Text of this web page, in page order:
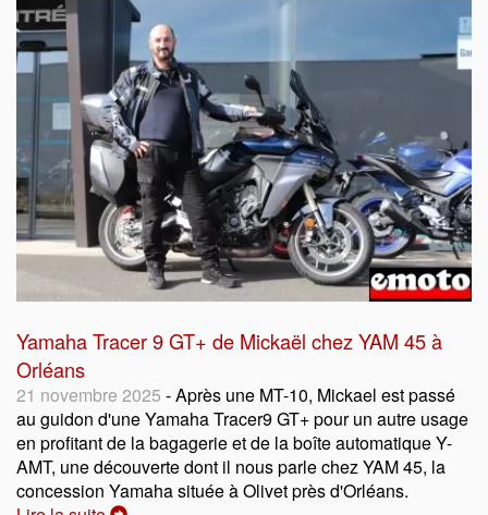
Yamaha Tracer 9 GT+ de Mickaël chez YAM 45 à
Orléans
21 novembre 2025 - Après une MT-10, Mickael est passé
au guidon d'une Yamaha Tracer9 GT+ pour un autre usage
en profitant de la bagagerie et de la boîte automatique Y-
AMT, une découverte dont il nous parle chez YAM 45, la
concession Yamaha située à Olivet près d'Orléans.